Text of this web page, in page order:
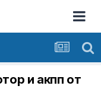
и акпп от